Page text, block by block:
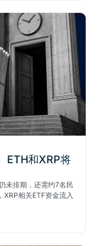
ETH和XRP将
未排期，还需约7名民
XRP相关ETF资金流入